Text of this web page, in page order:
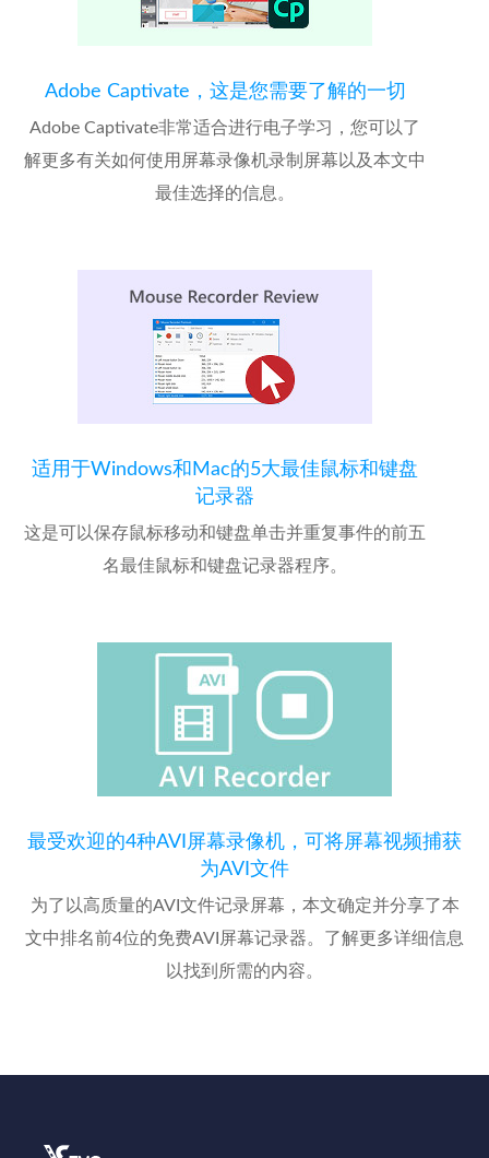
Adobe Captivate，这是您需要了解的一切
Adobe Captivate非常适合进行电子学习，您可以了
解更多有关如何使用屏幕录像机录制屏幕以及本文中
最佳选择的信息。
适用于Windows和Mac的5大最佳鼠标和键盘
记录器
这是可以保存鼠标移动和键盘单击并重复事件的前五
名最佳鼠标和键盘记录器程序。
最受欢迎的4种AVI屏幕录像机，可将屏幕视频捕获
为AVI文件
为了以高质量的AVI文件记录屏幕，本文确定并分享了本
文中排名前4位的免费AVI屏幕记录器。了解更多详细信息
以找到所需的内容。